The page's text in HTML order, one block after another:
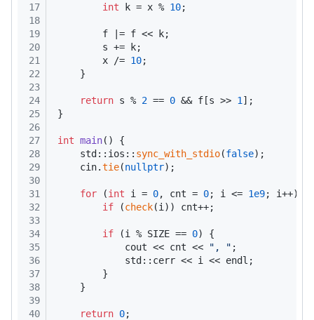
17
18
19
20
21
22
23
24
25
26
27
28
29
30
31
32
33
34
35
36
37
38
39
40
int k = x % 10;
        f |= f << k;
        s += k;
        x /=
10;
    }
return s % 2 == 0 && f[s >> 1 ];
}
int main()
{
    std::ios::
sync_with_stdio(false);
    cin.
tie(nullptr);
for (int i = 0, cnt = 0; i <= 1e9; i++) {
if (check(i)) cnt++;
if (i % SIZE == 0) {
            cout << cnt <<
", " ;
            std::cerr << i << endl;
        }
    }
return 0;